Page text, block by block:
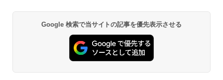
Google 検索で当サイトの記事を優先表示させる